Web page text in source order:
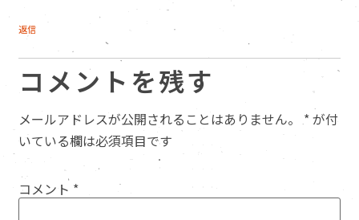
返信
コメントを残す
メールアドレスが公開されることはありません。 *が付
いている欄は必須項目です
コメント *